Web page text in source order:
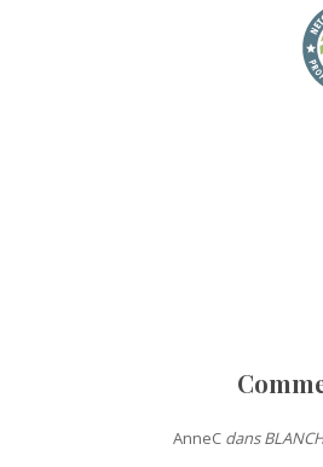
AnneC dans